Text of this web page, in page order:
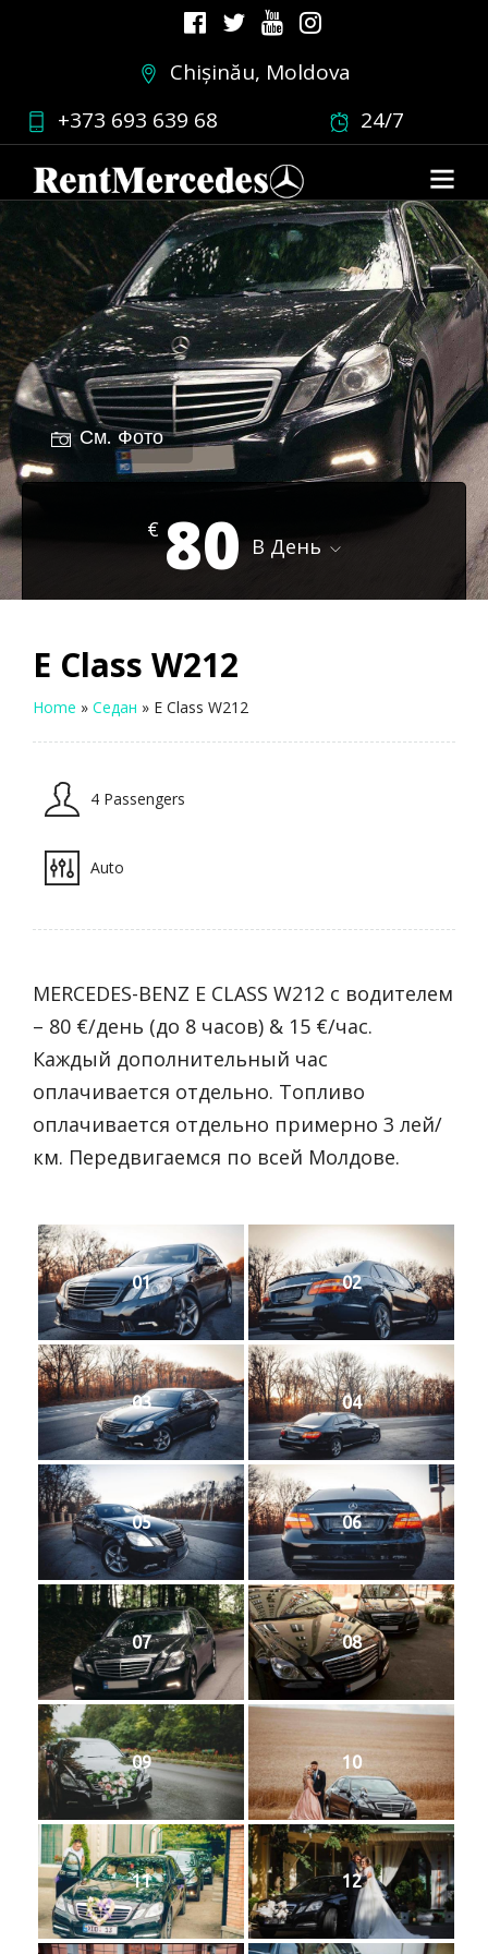
Chișinău, Moldova
+373 693 639 68
24/7
См. Фото
€ 80 В День
E Class W212
Home » Седан » E Class W212
4 Passengers
Auto
MERCEDES-BENZ E CLASS W212 с водителем
– 80 €/день (до 8 часов) & 15 €/час.
Каждый дополнительный час
оплачивается отдельно. Топливо
оплачивается отдельно примерно 3 лей/
км. Передвигаемся по всей Молдове.
01 02
03 04
05 06
07 08
09 10
11 12